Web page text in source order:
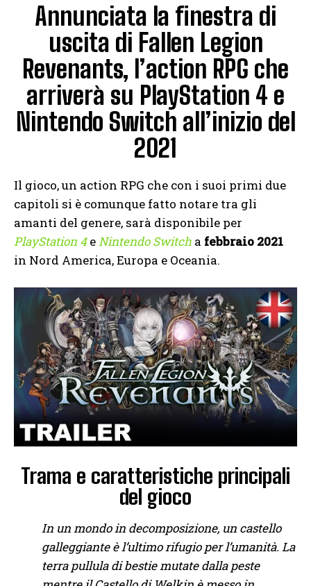
Annunciata la finestra di
uscita di Fallen Legion
Revenants, l’action RPG che
arriverà su PlayStation 4 e
Nintendo Switch all’inizio del
2021
Il gioco, un action RPG che con i suoi primi due
capitoli si è comunque fatto notare tra gli
amanti del genere, sarà disponibile per
PlayStation 4eNintendo Switch a febbraio 2021
in Nord America, Europa e Oceania.
Trama e caratteristiche principali
del gioco
In un mondo in decomposizione, un castello
galleggiante è l’ultimo rifugio per l’umanità. La
terra pullula di bestie mutate dalla peste